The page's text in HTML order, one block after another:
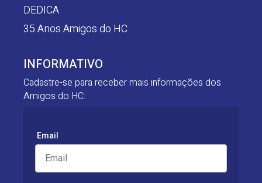
DEDICA
35 Anos Amigos do HC
INFORMATIVO
Cadastre-se para receber mais informações dos
Amigos do HC:
Email